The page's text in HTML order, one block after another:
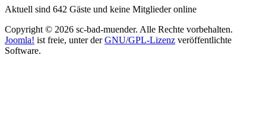
Aktuell sind 642 Gäste und keine Mitglieder online
Copyright © 2026 sc-bad-muender. Alle Rechte vorbehalten.
Joomla! ist freie, unter derGNU/GPL-Lizenz veröffentlichte
Software.